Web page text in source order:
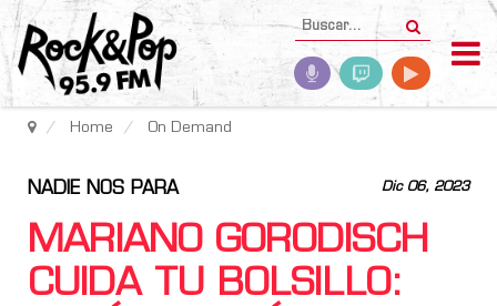
Home On Demand
Dic 06, 2023
NADIE NOS PARA
MARIANO GORODISCH
CUIDA TU BOLSILLO: